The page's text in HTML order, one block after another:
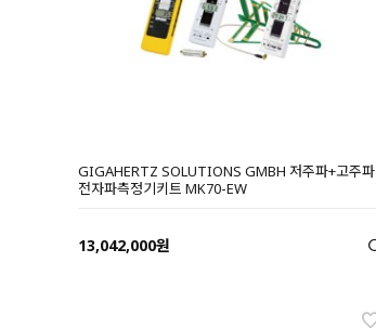
GIGAHERTZ SOLUTIONS GMBH 저주파+고주파
전자파측정기키트 MK70-EW
13,042,000원